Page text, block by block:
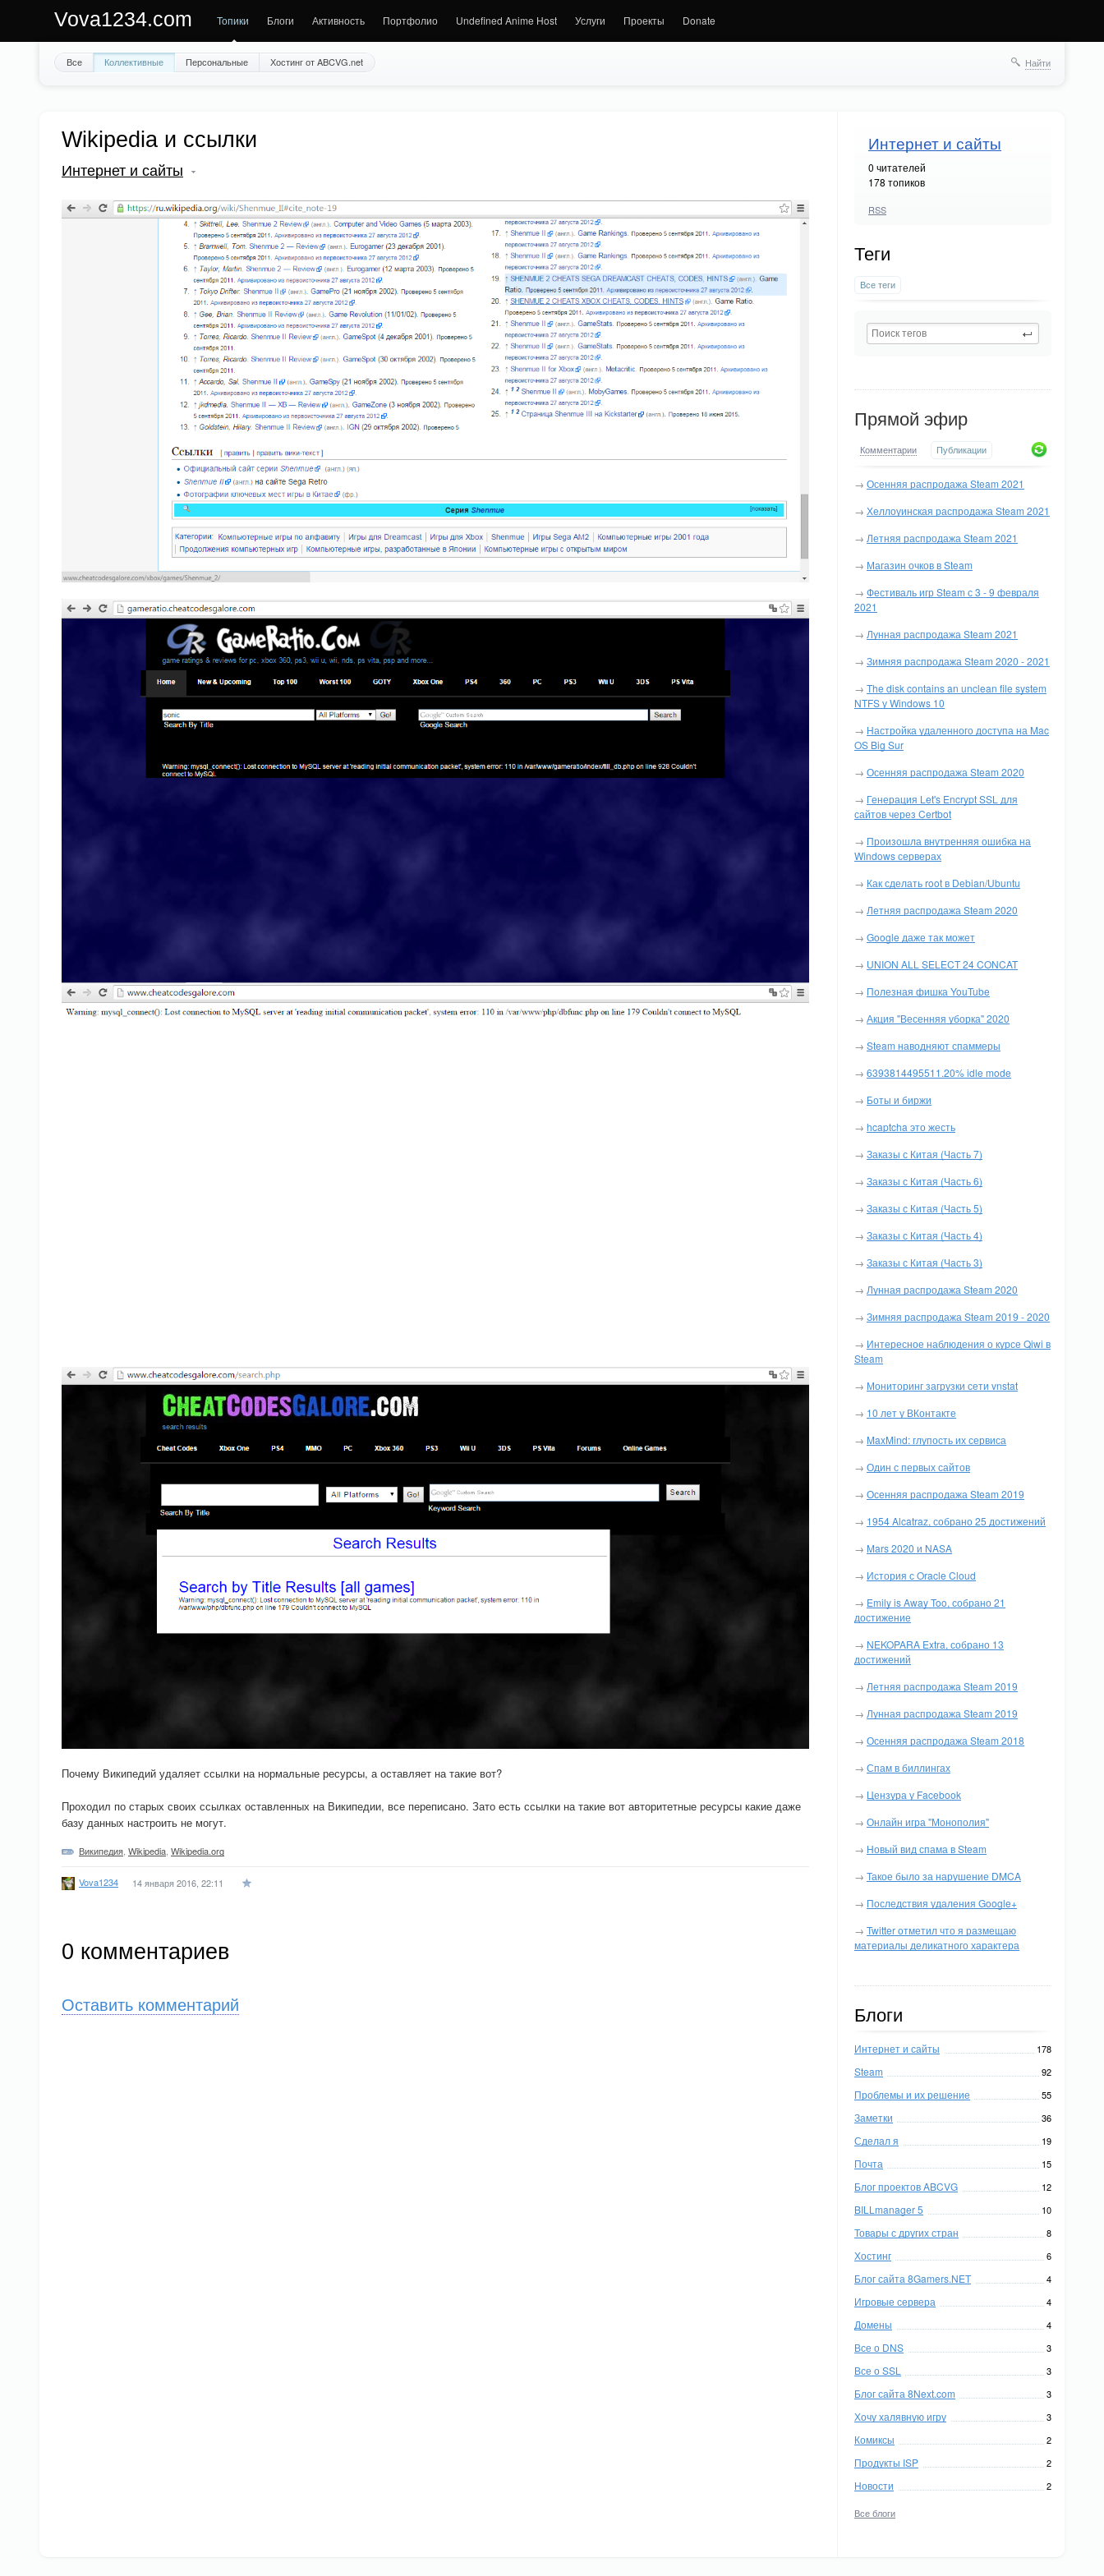
Vova1234.com Топики Блоги Активность Портфолио Undefined Anime Host Услуги Проекты Donate
Все Коллективные Персональные Хостинг от ABCVG.net Найти
Интернет и сайты
0 читателей
178 топиков
RSS
Теги
Все теги
Прямой эфир
Комментарии Публикации
→ Осенняя распродажа Steam 2021
→ Хеллоуинская распродажа Steam 2021
→ Летняя распродажа Steam 2021
→ Магазин очков в Steam
→ Фестиваль игр Steam с 3 - 9 февраля
2021
→ Лунная распродажа Steam 2021
→ Зимняя распродажа Steam 2020 - 2021
→ The disk contains an unclean file system
NTFS у Windows 10
→ Настройка удаленного доступа на Mac
OS Big Sur
→ Осенняя распродажа Steam 2020
→ Генерация Let's Encrypt SSL для
сайтов через Certbot
→ Произошла внутренняя ошибка на
Windows серверах
→ Как сделать root в Debian/Ubuntu
→ Летняя распродажа Steam 2020
→ Google даже так может
→ UNION ALL SELECT 24 CONCAT
→ Полезная фишка YouTube
→ Акция "Весенняя уборка" 2020
→ Steam наводняют спаммеры
→ 6393814495511.20% idle mode
→ Боты и биржи
→ hcaptcha это жесть
→ Заказы с Китая (Часть 7)
→ Заказы с Китая (Часть 6)
→ Заказы с Китая (Часть 5)
→ Заказы с Китая (Часть 4)
→ Заказы с Китая (Часть 3)
→ Лунная распродажа Steam 2020
→ Зимняя распродажа Steam 2019 - 2020
→ Интересное наблюдения о курсе Qiwi в
Steam
→ Мониторинг загрузки сети vnstat
→ 10 лет у ВКонтакте
→ MaxMind: глупость их сервиса
→ Один с первых сайтов
→ Осенняя распродажа Steam 2019
→ 1954 Alcatraz, собрано 25 достижений
→ Mars 2020 и NASA
→ История с Oracle Cloud
→ Emily is Away Too, собрано 21
достижение
→ NEKOPARA Extra, собрано 13
достижений
→ Летняя распродажа Steam 2019
→ Лунная распродажа Steam 2019
→ Осенняя распродажа Steam 2018
→ Спам в биллингах
→ Цензура у Facebook
→ Онлайн игра "Монополия"
→ Новый вид спама в Steam
→ Такое было за нарушение DMCA
→ Последствия удаления Google+
→ Twitter отметил что я размещаю
материалы деликатного характера
Блоги
Интернет и сайты 178
Steam 92
Проблемы и их решение 55
Заметки 36
Сделал я 19
Почта 15
Блог проектов ABCVG 12
BILLmanager 5 10
Товары с других стран 8
Хостинг 6
Блог сайта 8Gamers.NET 4
Игровые сервера 4
Домены 4
Все о DNS 3
Все о SSL 3
Блог сайта 8Next.com 3
Хочу халявную игру 3
Комиксы 2
Продукты ISP 2
Новости 2
Все блоги
Wikipedia и ссылки
Интернет и сайты
Почему Википедий удаляет ссылки на нормальные ресурсы, а оставляет на такие вот?
Проходил по старых своих ссылках оставленных на Википедии, все переписано. Зато есть ссылки на такие вот авторитетные ресурсы какие даже
базу данных настроить не могут.
Википедия Wikipedia Wikipedia.org
Vova1234 14 января 2016, 22:11
0 комментариев
Оставить комментарий